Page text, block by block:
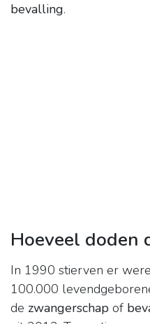
bevalling.
Hoeveel doden
In 1990 stierven er
100.000
de zwangerschap of